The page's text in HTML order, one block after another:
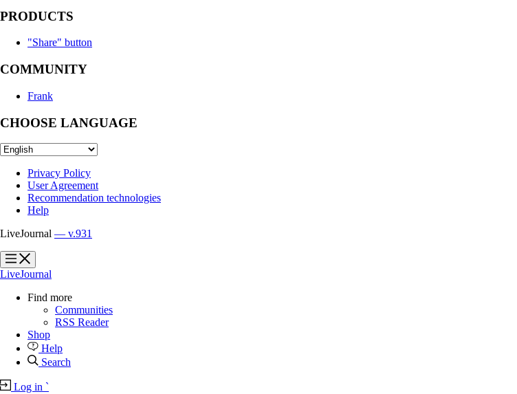
PRODUCTS
"Share" button
COMMUNITY
Frank
CHOOSE LANGUAGE
Privacy Policy
User Agreement
Recommendation technologies
Help
LiveJournal — v.931
?
?
LiveJournal
Find more
Communities
RSS Reader
Shop
Help
Search
Log in `